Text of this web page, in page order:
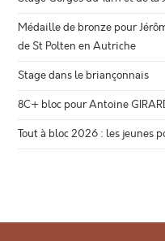
Médaille de bronze pour
de St Polten en Autriche
Stage dans le briançonnais
8C+ bloc pour Antoine
Tout à bloc 2026 : les jeunes